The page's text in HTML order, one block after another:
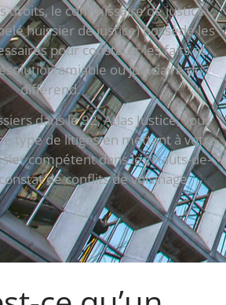
droits, le commissaire de justice
huissier de justice) possède les
pour constater les faits et
amiable ou judiciaire du
différend.
dans le 92, Atlas Justice, vous
type de litiges en mettant à votre
compétent dans les Hauts-de-
de conflits de voisinage.